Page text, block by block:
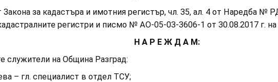
за кадастъра и имотния регистър, чл. 35, ал. 4 от Наредба №
регистри и писмо № АО-05-03-3606-1 от 30.08.2017 г.
Н А Р Е Ж Д А М:
на Община Разград:
гл. специалист в отдел ТСУ;